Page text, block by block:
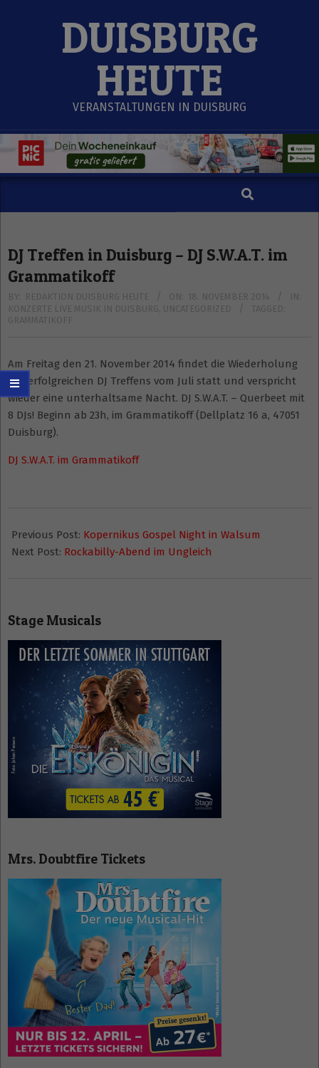
DUISBURG
HEUTE
VERANSTALTUNGEN IN DUISBURG
Search
DJ Treffen in Duisburg – DJ S.W.A.T. im
Grammatikoff
BY: REDAKTION DUISBURG HEUTE ON: 18. NOVEMBER 2014
IN:
KONZERTE LIVE MUSIK IN DUISBURG UNCATEGORIZED
TAGGED:
GRAMMATIKOFF
Am Freitag den 21. November 2014 findet die Wiederholung
des erfolgreichen DJ Treffens vom Juli statt und verspricht
wieder eine unterhaltsame Nacht. DJ S.W.A.T. – Querbeet mit
8 DJs! Beginn ab 23h, im Grammatikoff (Dellplatz 16 a, 47051
Duisburg).
DJ S.W.A.T. im Grammatikoff
11-
18
Previous Post: Kopernikus Gospel Night in Walsum
Next Post: Rockabilly-Abend im Ungleich
Stage Musicals
Mrs. Doubtfire Tickets